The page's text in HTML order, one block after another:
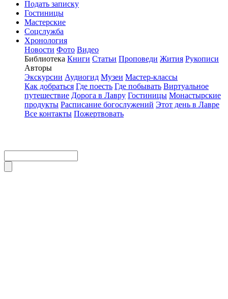
Подать записку
Гостиницы
Мастерские
Соцслужба
Хронология
Новости Фото Видео
Библиотека Книги Статьи Проповеди Жития Рукописи
Авторы
Экскурсии Аудиогид Музеи Мастер-классы
Как добраться Где поесть Где побывать Виртуальное
путешествие Дорога в Лавру Гостиницы Монастырские
продукты Расписание богослужений Этот день в Лавре
Все контакты Пожертвовать